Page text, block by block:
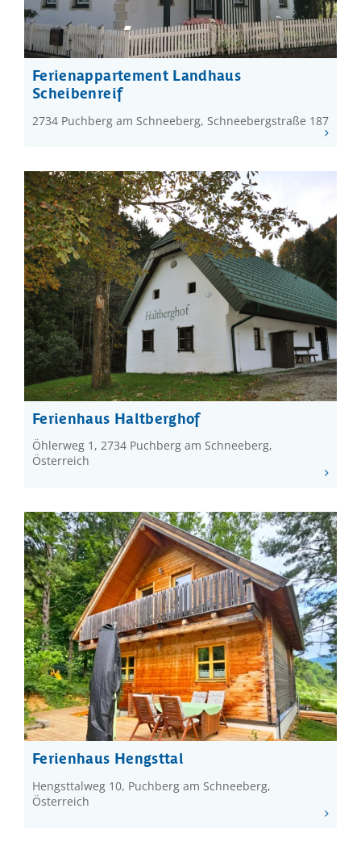
Ferienappartement Landhaus
Scheibenreif
2734 Puchberg am Schneeberg, Schneebergstraße 187
Ferienhaus Haltberghof
Öhlerweg 1, 2734 Puchberg am Schneeberg,
Österreich
Ferienhaus Hengsttal
Hengsttalweg 10, Puchberg am Schneeberg,
Österreich